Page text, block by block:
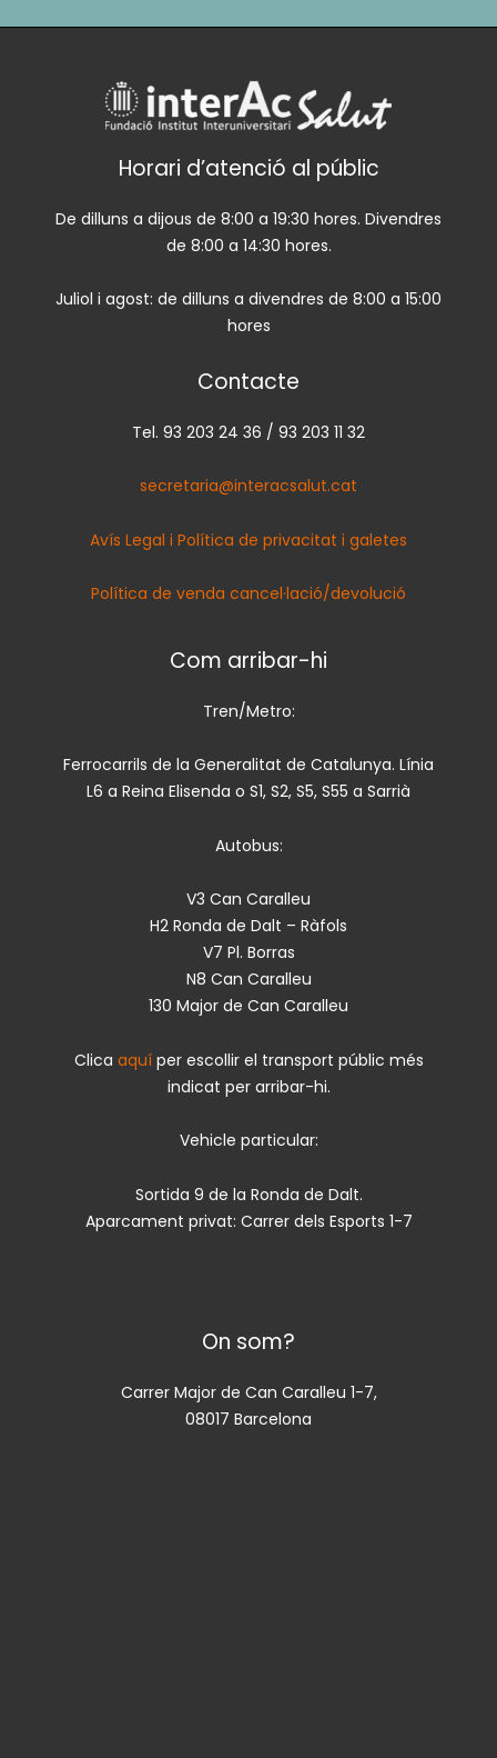
Horari d’atenció al públic
De dilluns a dijous de 8:00 a 19:30 hores. Divendres
de 8:00 a 14:30 hores.
Juliol i agost: de dilluns a divendres de 8:00 a 15:00
hores
Contacte
Tel. 93 203 24 36 / 93 203 11 32
secretaria@interacsalut.cat
Avís Legal i Política de privacitat i galetes
Política de venda cancel·lació/devolució
Com arribar-hi
Tren/Metro:
Ferrocarrils de la Generalitat de Catalunya. Línia
L6 a Reina Elisenda o S1, S2, S5, S55 a Sarrià
Autobus:
V3 Can Caralleu
H2 Ronda de Dalt – Ràfols
V7 Pl. Borras
N8 Can Caralleu
130 Major de Can Caralleu
Clica aquí per escollir el transport públic més
indicat per arribar-hi.
Vehicle particular:
Sortida 9 de la Ronda de Dalt.
Aparcament privat: Carrer dels Esports 1-7
On som?
Carrer Major de Can Caralleu 1-7,
08017 Barcelona